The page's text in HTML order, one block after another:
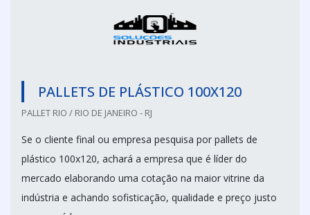
PALLETS DE PLÁSTICO 100X120
PALLET RIO / RIO DE JANEIRO - RJ
Se o cliente final ou empresa pesquisa por pallets de
plástico 100x120, achará a empresa que é líder do
mercado elaborando uma cotação na maior vitrine da
indústria e achando sofisticação, qualidade e preço justo